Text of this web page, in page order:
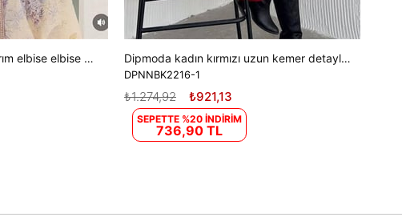
Kadın gömlek yaka tasarım elbise elbise DPEMP2754 Dipmoda kadın kırmızı uzun kemer detaylı elbise DPK2216
DPNNBK2216-1
₺921,13
₺1.274,92
SEPETTE %20 İNDİRİM
736,90 TL